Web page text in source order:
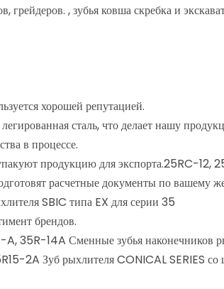
грейдеров. , зубья ковша скребка и
хорошей репутацией.
сталь, что делает нашу
в процессе.
продукцию для экспорта.25RC-12,
расчетные документы по вашему
SBIC типа EX для серии 35
брендов.
35R-14A Сменные зубья наконечников
2A Зуб рыхлителя CONICAL SERIES